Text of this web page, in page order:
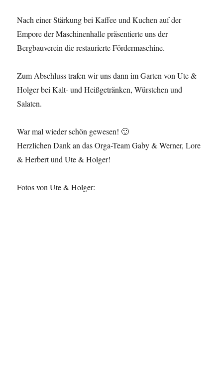
Nach einer Stärkung bei Kaffee und Kuchen auf der
Empore der Maschinenhalle präsentierte uns der
Bergbauverein die restaurierte Fördermaschine.
Zum Abschluss trafen wir uns dann im Garten von Ute &
Holger bei Kalt- und Heißgetränken, Würstchen und
Salaten.
War mal wieder schön gewesen! 🙂
Herzlichen Dank an das Orga-Team Gaby & Werner, Lore
& Herbert und Ute & Holger!
Fotos von Ute & Holger: